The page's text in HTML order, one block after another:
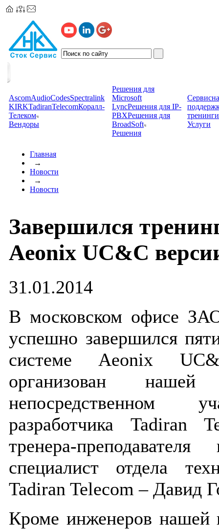
AscomAudioCodesSpectralink
KIRKTadiranTelecomКоралл-
Телеком
Вендоры
Решения для
Microsoft
LyncРешения для IP-
PBXРешения для
BroadSoft
Решения
тренинги
Услуги
Главная
→
Новости
→
Новости
Завершился
Aeonix UC&C
31.01.2014
В московском офисе
успешно завершился
системе Aeonix
организован
непосредственном
разработчика Tadiran
тренера-
специалист отдела
Tadiran Telecom – Давид
Кроме инженеров нашей